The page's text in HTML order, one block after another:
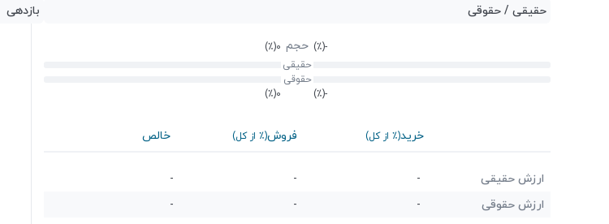
حقیقی / حقوقی
-(٪) حجم 0(٪)
حقیقی
حقوقی
-(٪) 0(٪)
خرید(٪ از کل) فروش(٪ از کل) خالص
ارزش حقیقی -
-
-
ارزش حقوقی
-
-
-
بازدهی